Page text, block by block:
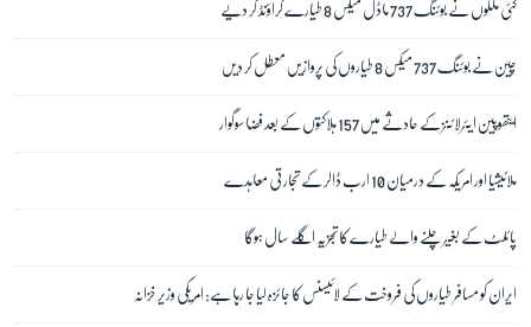
کئی ملکوں نے بوئنگ 737 ماڈل میکس 8 طیارے گراؤنڈ کر دیے
چین نے بوئنگ 737 میکس 8 طیاروں کی پروازیں معطل کر دیں
ایتھوپین ایئرلائنز کے حادثے میں 157 ہلاکتوں کے بعد فضا سوگوار
ملائیشیا اور امریکہ کے درمیان 10 ارب ڈالر کے تجارتی معاہدے
پائلٹ کے بغیر چلنے والے طیارے کا تجزیہ اگلے سال ہوگا
ایران کو مسافر طیاروں کی فروخت کے لائیسنس کا جائزہ لیا جا رہا ہے: امریکی وزیر خزانہ